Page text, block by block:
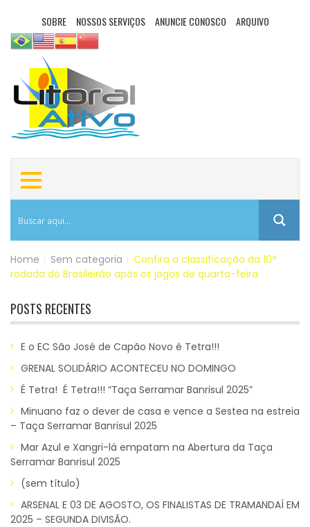
SOBRE NOSSOS SERVIÇOS ANUNCIE CONOSCO ARQUIVO
Home Sem categoria
Confira a classificação da 10ª
rodada do Brasileirão após os jogos de quarta-feira
POSTS RECENTES
E o EC São José de Capão Novo é Tetra!!!
GRENAL SOLIDÁRIO ACONTECEU NO DOMINGO
É Tetra! É Tetra!!! “Taça Serramar Banrisul 2025”
Minuano faz o dever de casa e vence a Sestea na estreia
– Taça Serramar Banrisul 2025
Mar Azul e Xangri-lá empatam na Abertura da Taça
Serramar Banrisul 2025
(sem título)
ARSENAL E 03 DE AGOSTO, OS FINALISTAS DE TRAMANDAÍ EM
2025 – SEGUNDA DIVISÃO.